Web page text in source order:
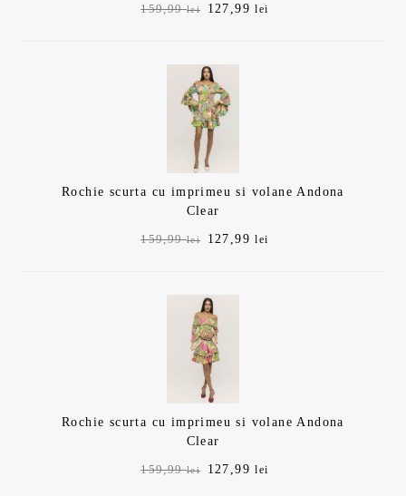
159,99lei
Prețul
fost:
159,99 lei.
127,99lei
Rochie scurta cu imprimeu si volane Andona
Clear
159,99lei
Prețul
fost:
159,99 lei.
127,99lei
Rochie scurta cu imprimeu si volane Andona
Clear
159,99lei
Prețul
127,99lei